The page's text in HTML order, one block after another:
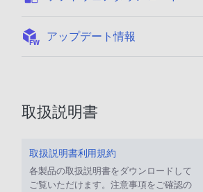
アップデート情報
取扱説明書
取扱説明書利用規約
各製品の取扱説明書をダウンロードして
ご覧いただけます。注意事項をご確認の